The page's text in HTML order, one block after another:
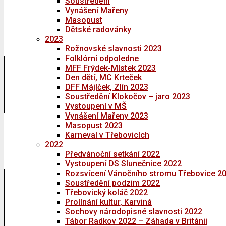
Vynášení Mařeny
Masopust
Dětské radovánky
2023
Rožnovské slavnosti 2023
Folklórní odpoledne
MFF Frýdek-Místek 2023
Den dětí, MC Krteček
DFF Májíček, Zlín 2023
Soustředění Klokočov – jaro 2023
Vystoupení v MŠ
Vynášení Mařeny 2023
Masopust 2023
Karneval v Třebovicích
2022
Předvánoční setkání 2022
Vystoupení DS Slunečnice 2022
Rozsvícení Vánočního stromu Třebovice
Soustředění podzim 2022
Třebovický koláč 2022
Prolínání kultur, Karviná
Sochovy národopisné slavnosti 2022
Tábor Radkov 2022 – Záhada v Británii